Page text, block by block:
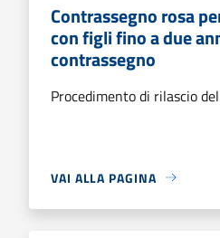
Contrassegno rosa
con figli fino a due
contrassegno
Procedimento di rilascio
VAI ALLA PAGINA